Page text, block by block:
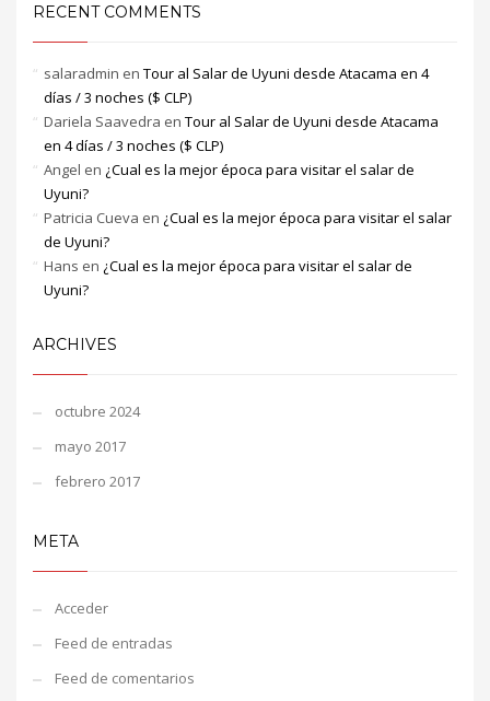
RECENT COMMENTS
salaradmin en Tour al Salar de Uyuni desde Atacama en 4
días / 3 noches ($ CLP)
Dariela Saavedra en Tour al Salar de Uyuni desde Atacama
en 4 días / 3 noches ($ CLP)
Angel en ¿Cual es la mejor época para visitar el salar de
Uyuni?
Patricia Cueva en ¿Cual es la mejor época para visitar el salar
de Uyuni?
Hans en ¿Cual es la mejor época para visitar el salar de
Uyuni?
ARCHIVES
octubre 2024
mayo 2017
febrero 2017
META
Acceder
Feed de entradas
Feed de comentarios